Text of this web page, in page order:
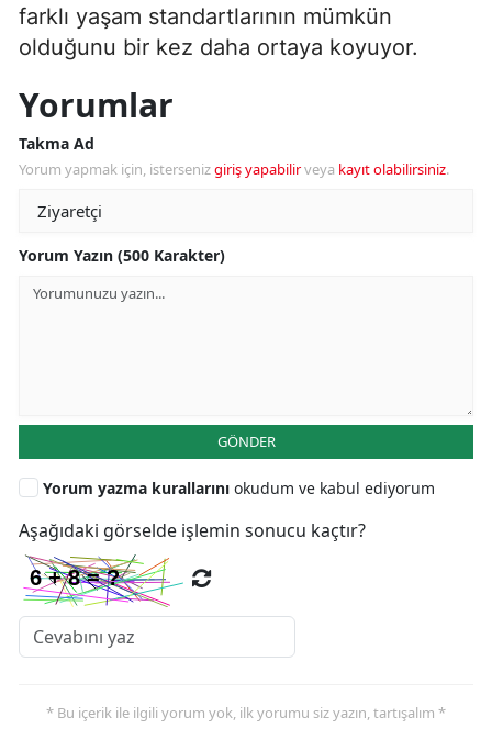
farklı yaşam standartlarının mümkün
olduğunu bir kez daha ortaya koyuyor.
Yorumlar
Takma Ad
Yorum yapmak için, istersenizgiriş yapabilirveya kayıt olabilirsiniz.
Yorum Yazın (500 Karakter)
GÖNDER
Yorum yazma kurallarını okudum ve kabul ediyorum
Aşağıdaki görselde işlemin sonucu kaçtır?
* Bu içerik ile ilgili yorum yok, ilk yorumu siz yazın, tartışalım *